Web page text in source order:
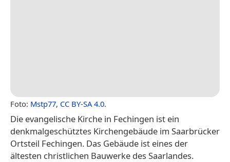
Foto: Mstp77, CC BY-SA 4.0.
Die evangelische Kirche in Fechingen ist ein
denkmalgeschütztes Kirchengebäude im Saarbrücker
Ortsteil Fechingen. Das Gebäude ist eines der
ältesten christlichen Bauwerke des Saarlandes.